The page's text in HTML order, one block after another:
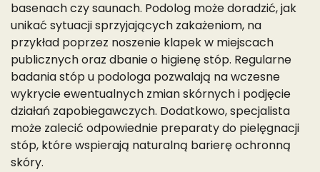
basenach czy saunach. Podolog może doradzić, jak
unikać sytuacji sprzyjających zakażeniom, na
przykład poprzez noszenie klapek w miejscach
publicznych oraz dbanie o higienę stóp. Regularne
badania stóp u podologa pozwalają na wczesne
wykrycie ewentualnych zmian skórnych i podjęcie
działań zapobiegawczych. Dodatkowo, specjalista
może zalecić odpowiednie preparaty do pielęgnacji
stóp, które wspierają naturalną barierę ochronną
skóry.